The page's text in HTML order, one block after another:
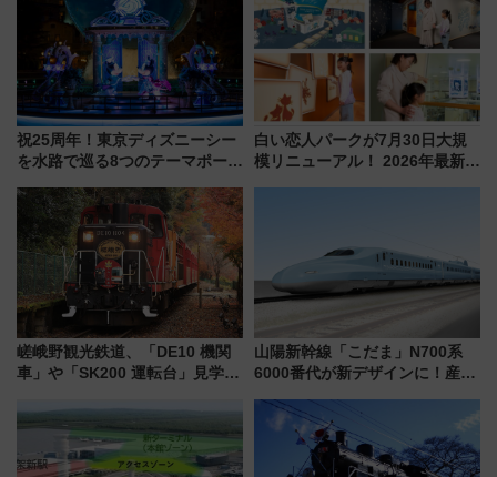
祝25周年！東京ディズニーシー
を水路で巡る8つのテーマポート
白い恋人パークが7月30日大規
模リニューアル！ 2026年最新の
嵯峨野観光鉄道、「DE10 機関
車」や「SK200 運転台」見学ツ
トの一環で激レア体験できちゃ
うかも 参加方法やスケジュール
をご紹介
山陽新幹線「こだま」N700系
6000番代が新デザインに！産学
用は今冬から